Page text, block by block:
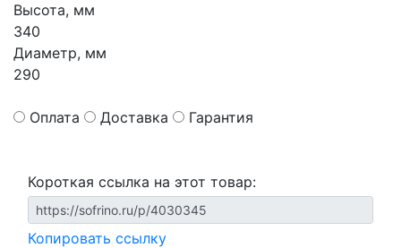
Высота, мм
340
Диаметр, мм
290
Оплата Доставка Гарантия
Короткая ссылка на этот товар:
Копировать ссылку